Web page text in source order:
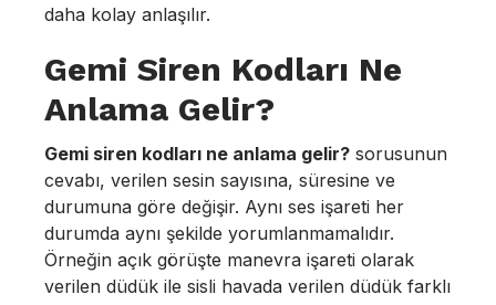
daha kolay anlaşılır.
Gemi Siren Kodları Ne
Anlama Gelir?
Gemi siren kodları ne anlama gelir? sorusunun
cevabı, verilen sesin sayısına, süresine ve
durumuna göre değişir. Aynı ses işareti her
durumda aynı şekilde yorumlanmamalıdır.
Örneğin açık görüşte manevra işareti olarak
verilen düdük ile sisli havada verilen düdük farklı